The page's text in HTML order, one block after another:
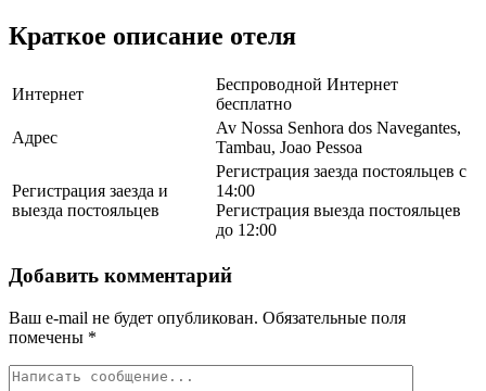
Краткое описание отеля
Интернет
Беспроводной Интернет
бесплатно
Адрес
Av Nossa Senhora dos Navegantes,
Tambau, Joao Pessoa
Регистрация заезда и
выезда постояльцев
Регистрация заезда постояльцев с
14:00
Регистрация выезда постояльцев
до 12:00
Добавить комментарий
Ваш e-mail не будет опубликован. Обязательные поля
помечены *